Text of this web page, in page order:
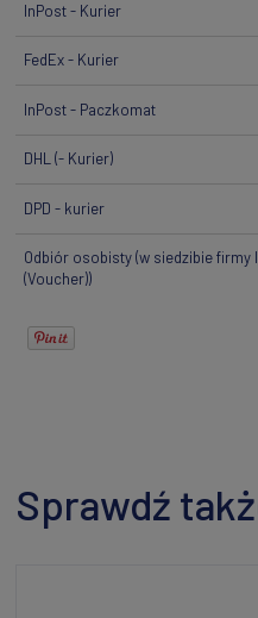
InPost - Kurier
FedEx - Kurier
InPost - Paczkomat
DHL(- Kurier)
DPD - kurier
Odbiór osobisty(w siedzibie firmy
(Voucher))
Sprawdź